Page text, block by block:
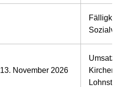
13. November 2026